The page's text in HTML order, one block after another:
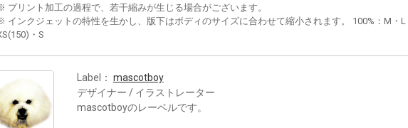
プリント加工の過程で、若干縮みが生じる場合がございます。
インクジェットの特性を生かし、版下はボディのサイズに合わせて縮小されます。 100%：M・L
・S
Label： mascotboy
デザイナー / イラストレーター
mascotboyのレーベルです。